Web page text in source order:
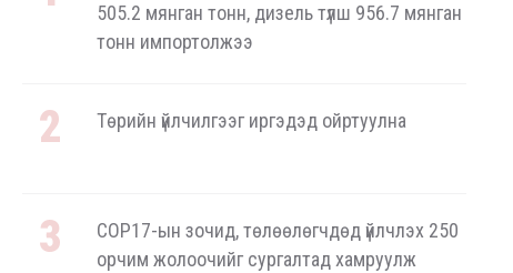
505.2 мянган тонн, дизель түлш 956.7 мянган
тонн импортолжээ
Төрийн үйлчилгээг иргэдэд ойртуулна
COP17-ын зочид, төлөөлөгчдөд үйлчлэх 250
орчим жолоочийг сургалтад хамруулж